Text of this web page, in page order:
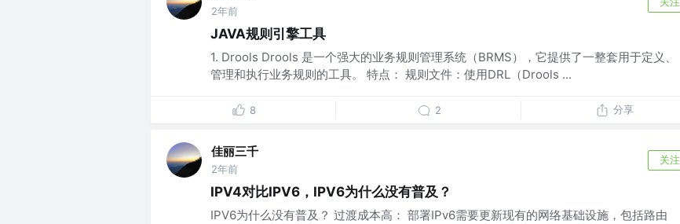
2年前
JAVA规则引擎工具
1. Drools Drools 是一个强大的业务规则管理系统（BRMS），它提供了一整套用于定义、
管理和执行业务规则的工具。 特点： 规则文件：使用DRL（Drools ...
8 2 分享
佳丽三千
2年前
关注
IPV4对比IPV6，IPV6为什么没有普及？
IPV6为什么没有普及？ 过渡成本高： 部署IPv6需要更新现有的网络基础设施，包括路由